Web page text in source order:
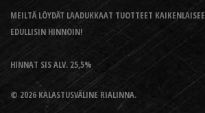
MEILTÄ LÖYDÄT LAADUKKAAT TUOTTEET
EDULLISIN HINNOIN!
HINNAT SIS ALV. 25,5%
© 2026 KALASTUSVÄLINE RIALINNA.